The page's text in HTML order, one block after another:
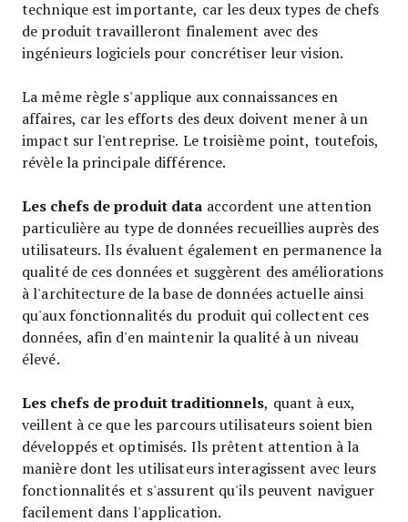
technique est importante, car les deux types de chefs
de produit travailleront finalement avec des
ingénieurs logiciels pour concrétiser leur vision.
La même règle s'applique aux connaissances en
affaires, car les efforts des deux doivent mener à un
impact sur l'entreprise. Le troisième point, toutefois,
révèle la principale différence.
Les chefs de produit data accordent une attention
particulière au type de données recueillies auprès des
utilisateurs. Ils évaluent également en permanence la
qualité de ces données et suggèrent des améliorations
à l'architecture de la base de données actuelle ainsi
qu'aux fonctionnalités du produit qui collectent ces
données, afin d'en maintenir la qualité à un niveau
élevé.
Les chefs de produit traditionnels, quant à eux,
veillent à ce que les parcours utilisateurs soient bien
développés et optimisés. Ils prêtent attention à la
manière dont les utilisateurs interagissent avec leurs
fonctionnalités et s'assurent qu'ils peuvent naviguer
facilement dans l'application.